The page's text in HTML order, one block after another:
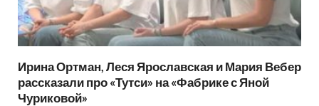
Ирина Ортман, Леся Ярославская и Мария Вебер
рассказали про «Тутси» на «Фабрике с Яной
Чуриковой»